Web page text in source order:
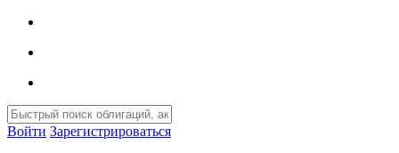
Войти Зарегистрироваться